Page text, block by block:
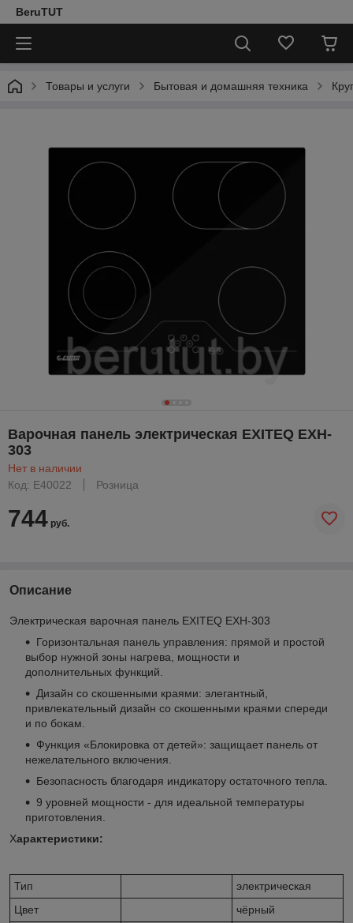
BeruTUT
Товары и услуги Бытовая и домашняя техника
Варочная панель электрическая EXITEQ EXH-
303
Нет в наличии
Код: E40022
Розница
744 руб.
Описание
Электрическая варочная панель EXITEQ EXH-303
Горизонтальная панель управления: прямой и простой
выбор нужной зоны нагрева, мощности и
дополнительных функций.
Дизайн со скошенными краями: элегантный,
привлекательный дизайн со скошенными краями спереди
и по бокам.
Функция «Блокировка от детей»: защищает панель от
нежелательного включения.
Безопасность благодаря индикатору остаточного тепла.
9 уровней мощности - для идеальной температуры
приготовления.
Характеристики:
Тип
электрическая
Цвет
чёрный